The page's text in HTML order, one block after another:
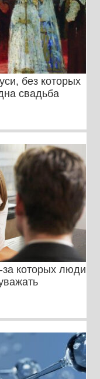
без которых
свадьба
которых люди